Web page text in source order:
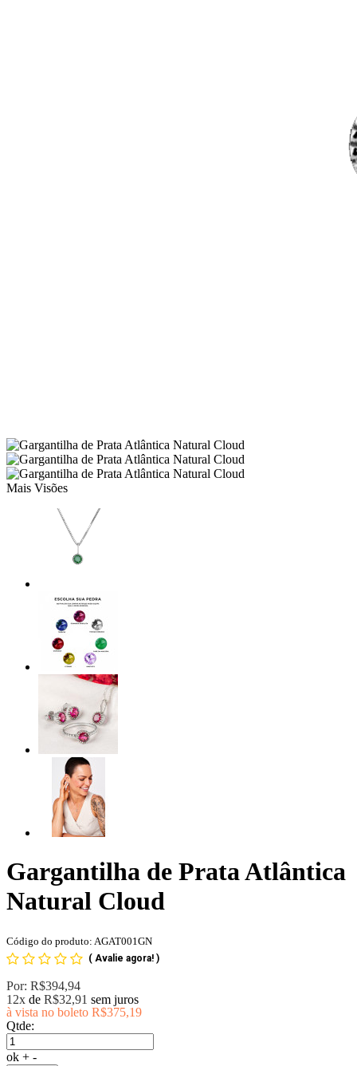
Mais Visões
Gargantilha de Prata Atlântica
Natural Cloud
Código do produto: AGAT001GN
( Avalie agora! )
Por: R$394,94
12x de R$32,91 sem juros
à vista no boleto R$375,19
Qtde:
ok + -